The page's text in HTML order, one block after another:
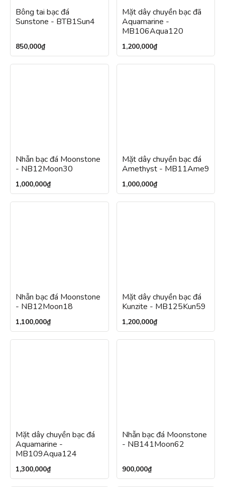
Bông tai bạc đá
Sunstone - BTB1Sun4
850,000₫
Mặt dây chuyền bạc đã
Aquamarine -
MB106Aqua120
1,200,000₫
Nhẫn bạc đá Moonstone
- NB12Moon30
1,000,000₫
Mặt dây chuyền bạc đá
Amethyst - MB11Ame9
1,000,000₫
Nhẫn bạc đá Moonstone
- NB12Moon18
1,100,000₫
Mặt dây chuyền bạc đá
Kunzite - MB125Kun59
1,200,000₫
Mặt dây chuyền bạc đá
Aquamarine -
MB109Aqua124
1,300,000₫
Nhẫn bạc đá Moonstone
- NB141Moon62
900,000₫